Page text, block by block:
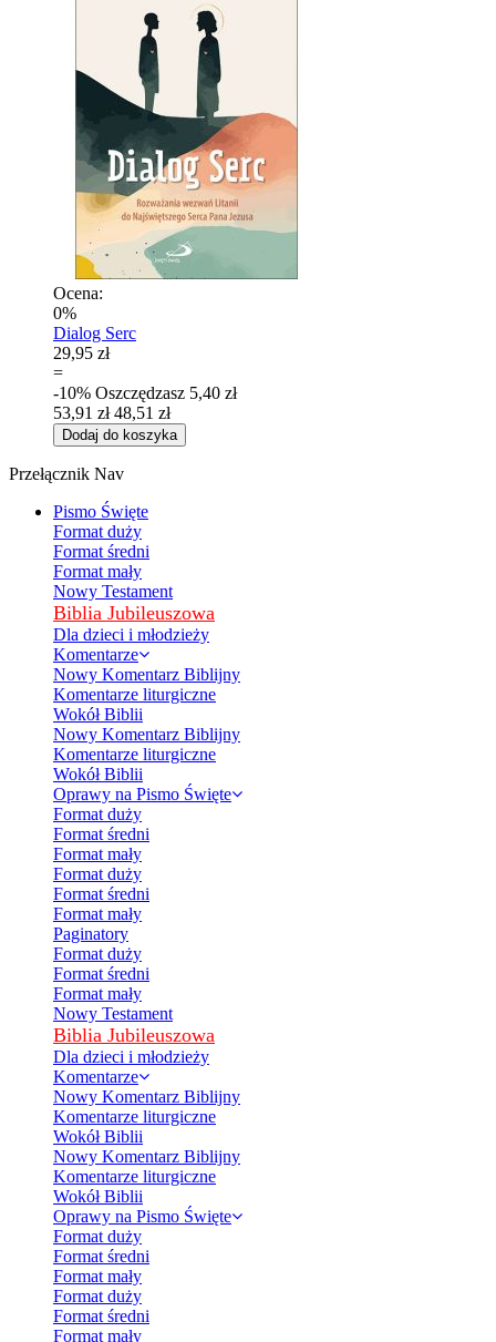
Ocena:
0%
Dialog Serc
29,95 zł
=
-10% Oszczędzasz 5,40 zł
53,91 zł 48,51 zł
Dodaj do koszyka
Przełącznik Nav
Pismo Święte
Format duży
Format średni
Format mały
Nowy Testament
Biblia Jubileuszowa
Dla dzieci i młodzieży
Komentarze
Nowy Komentarz Biblijny
Komentarze liturgiczne
Wokół Biblii
Nowy Komentarz Biblijny
Komentarze liturgiczne
Wokół Biblii
Oprawy na Pismo Święte
Format duży
Format średni
Format mały
Format duży
Format średni
Format mały
Paginatory
Format duży
Format średni
Format mały
Nowy Testament
Biblia Jubileuszowa
Dla dzieci i młodzieży
Komentarze
Nowy Komentarz Biblijny
Komentarze liturgiczne
Wokół Biblii
Nowy Komentarz Biblijny
Komentarze liturgiczne
Wokół Biblii
Oprawy na Pismo Święte
Format duży
Format średni
Format mały
Format duży
Format średni
Format mały